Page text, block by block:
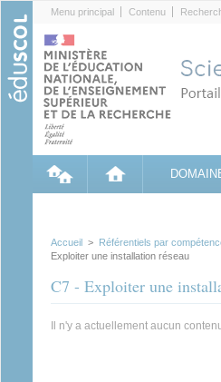
Menu principal Contenu
Accueil > Référentiels par
Exploiter une installation réseau
C7 - Exploiter une
Il n'y a actuellement aucun